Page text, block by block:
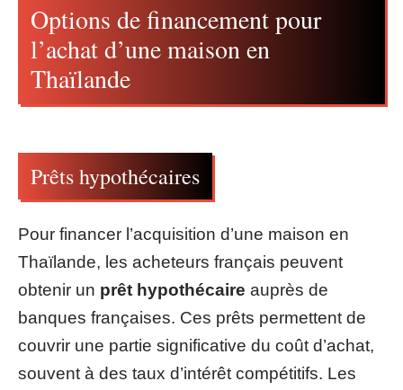
Options de financement pour
l’achat d’une maison en
Thaïlande
Prêts hypothécaires
Pour financer l’acquisition d’une maison en
Thaïlande, les acheteurs français peuvent
obtenir un prêt hypothécaire auprès de
banques françaises. Ces prêts permettent de
couvrir une partie significative du coût d’achat,
souvent à des taux d’intérêt compétitifs. Les